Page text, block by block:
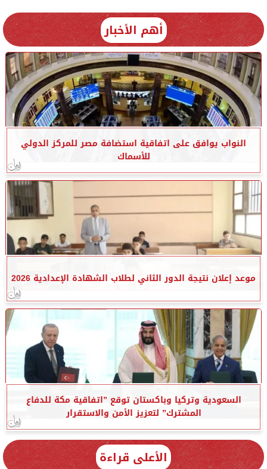
أهم الأخبار
النواب يوافق على اتفاقية استضافة مصر للمركز الدولي
للأسماك
موعد إعلان نتيجة الدور الثاني لطلاب الشهادة الإعدادية 2026
السعودية وتركيا وباكستان توقع ”اتفاقية مكة للدفاع
المشترك” لتعزيز الأمن والاستقرار
الأعلى قراءة